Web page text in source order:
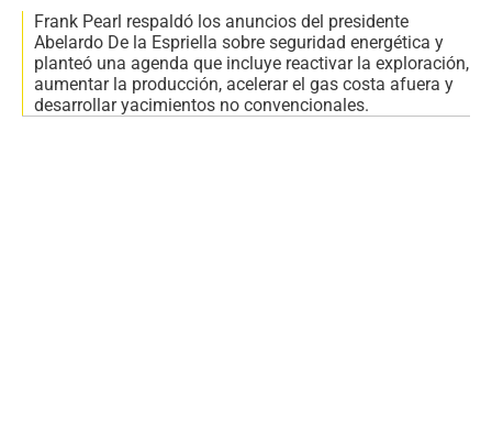
Frank Pearl respaldó los anuncios del presidente
Abelardo De la Espriella sobre seguridad energética y
planteó una agenda que incluye reactivar la exploración,
aumentar la producción, acelerar el gas costa afuera y
desarrollar yacimientos no convencionales.